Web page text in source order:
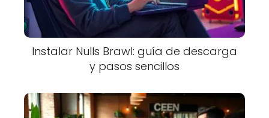
Instalar Nulls Brawl: guía de descarga
y pasos sencillos